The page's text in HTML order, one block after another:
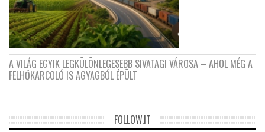
A VILÁG EGYIK LEGKÜLÖNLEGESEBB SIVATAGI VÁROSA – AHOL MÉG A
FELHŐKARCOLÓ IS AGYAGBÓL ÉPÜLT
FOLLOW.IT